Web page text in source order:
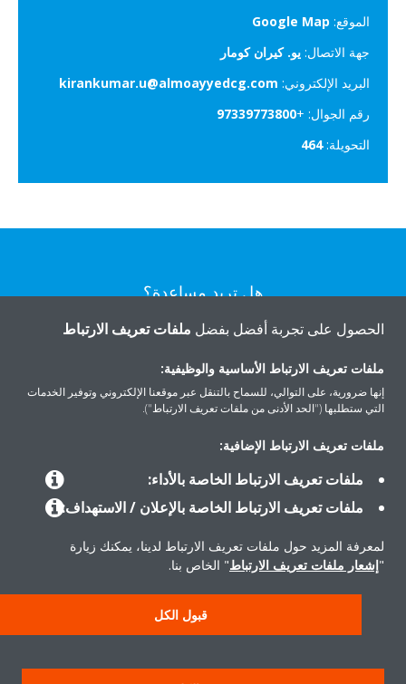
الموقع: Google Map
جهة الاتصال: يو. كيران كومار
البريد الإلكتروني: kirankumar.u@almoayyedcg.com
رقم الجوال: +97339773800
التحويلة:464
هل تريد مساعدة؟
المنتجات
حول دايكن
إشعار قانوني إشعار ملف تعريف الارتباط
سياسة خصوصية البيانات
الحصول على تجربة أفضل بفضل ملفات تعريف الارتباط
ملفات تعريف الارتباط الأساسية والوظيفية:
إنها ضرورية، على التوالي، للسماح بالتنقل عبر موقعنا الإلكتروني وتوفير الخدمات
التي ستطلبها ("الحد الأدنى من ملفات تعريف الارتباط").
ملفات تعريف الارتباط الإضافية:
ملفات تعريف الارتباط الخاصة بالأداء:
ملفات تعريف الارتباط الخاصة بالإعلان / الاستهداف:
لمعرفة المزيد حول ملفات تعريف الارتباط لدينا، يمكنك زيارة
"إشعار ملفات تعريف الارتباط" الخاص بنا.
قبول الكل